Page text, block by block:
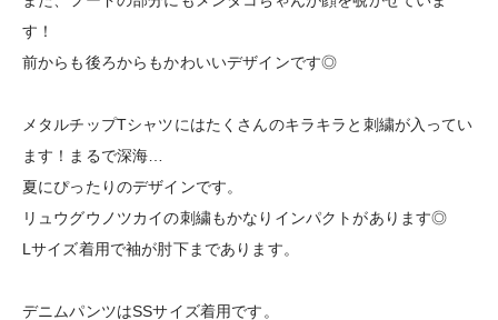
す！
前からも後ろからもかわいいデザインです◎
メタルチップTシャツにはたくさんのキラキラと刺繍が入ってい
ます！まるで深海…
夏にぴったりのデザインです。
リュウグウノツカイの刺繍もかなりインパクトがあります◎
Lサイズ着用で袖が肘下まであります。
デニムパンツはSSサイズ着用です。